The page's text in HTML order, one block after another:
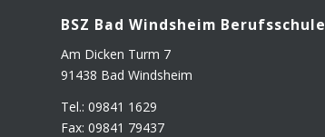
BSZ Bad Winds­heim Berufsschule
Am Dicken Turm 7
91438 Bad Windsheim
Tel.: 09841 1629
Fax: 09841 79437